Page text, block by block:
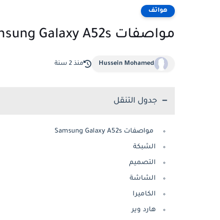
هواتف
مواصفات Samsung Galaxy A52s
Hussein Mohamed منذ 2 سنة
جدول التنقل
مواصفات Samsung Galaxy A52s
الشبكة
التصميم
الشاشة
الكاميرا
هارد وير